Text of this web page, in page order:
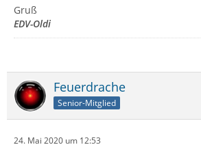
Gruß
EDV-Oldi
Feuerdrache
Senior-Mitglied
24. Mai 2020 um 12:53